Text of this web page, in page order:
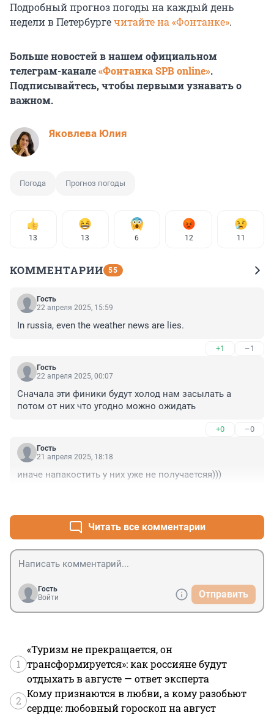
Подробный прогноз погоды на каждый день
недели в Петербургечитайте на «Фонтанке».
Больше новостей в нашем официальном
телеграм-канале«Фонтанка SPB online».
Подписывайтесь, чтобы первыми узнавать о
важном.
Яковлева Юлия
Погода Прогноз погоды
13 13 6 12 11
КОММЕНТАРИИ 55
Гость
22 апреля 2025, 15:59
In russia, even the weather news are lies.
+1 –1
Гость
22 апреля 2025, 00:07
Сначала эти финики будут холод нам засылать а
потом от них что угодно можно ожидать
+0 –0
Гость
21 апреля 2025, 18:18
иначе напакостить у них уже не получаетсяя)))
Читать все комментарии
Гость
Войти
Отправить
1
«Туризм не прекращается, он
трансформируется»: как россияне будут
отдыхать в августе — ответ эксперта
2
Кому признаются в любви, а кому разобьют
сердце: любовный гороскоп на август